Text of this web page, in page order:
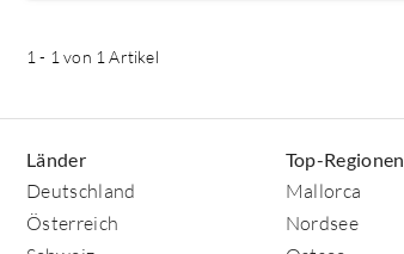
1 - 1 von 1 Artikel
Länder
Deutschland
Österreich
Top-Regionen
Mallorca
Nordsee